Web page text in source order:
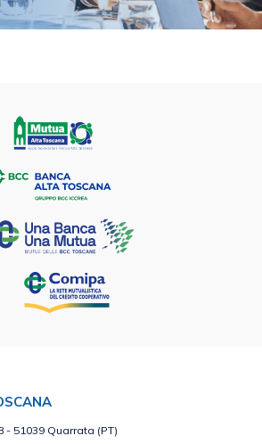
- 51039 Quarrata (PT)